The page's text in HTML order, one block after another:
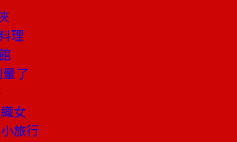
理
了
女
旅行